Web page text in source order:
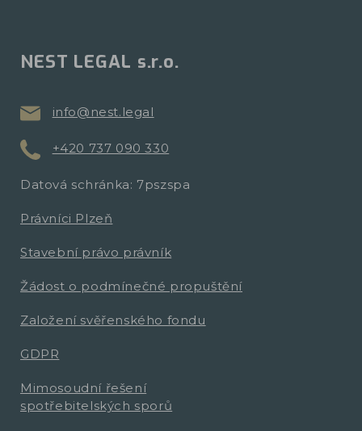
NEST LEGAL s.r.o.
info@nest.legal
+420 737 090 330
Datová schránka: 7pszspa
Právníci Plzeň
Stavební právo právník
Žádost o podmínečné propuštění
Založení svěřenského fondu
GDPR
Mimosoudní řešení
spotřebitelských sporů